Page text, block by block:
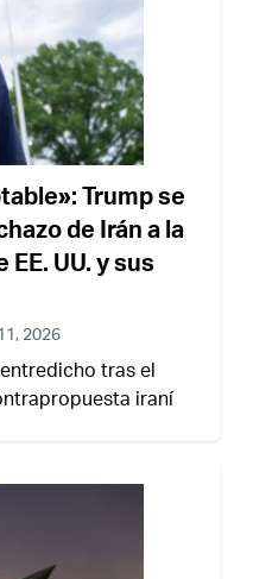
Trump se
de Irán a la
UU. y sus
2026
tras el
iraní